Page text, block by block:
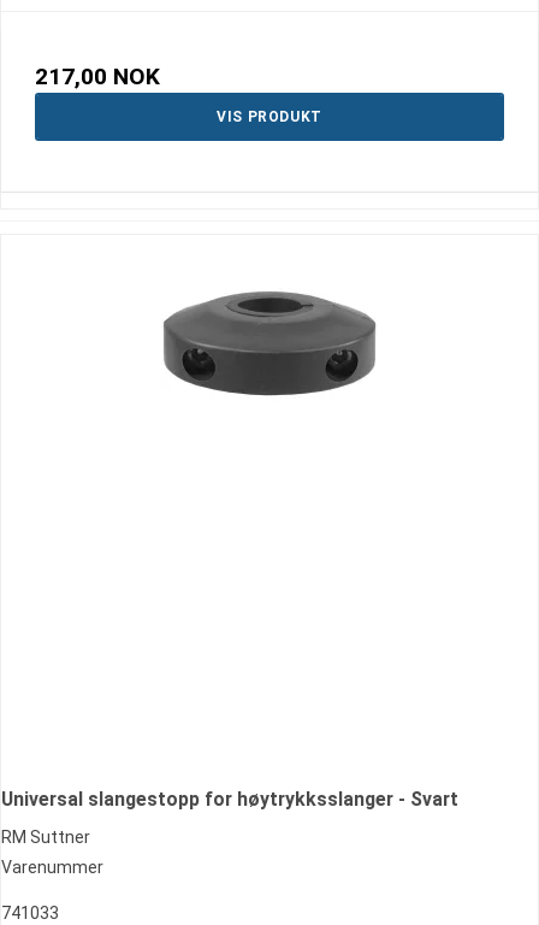
217,00 NOK
VIS PRODUKT
Universal slangestopp for høytrykksslanger - Svart
RM Suttner
Varenummer
741033